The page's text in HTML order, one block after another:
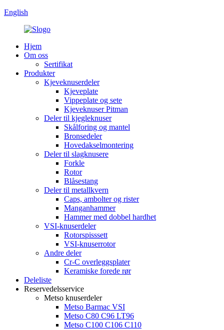
English
Hjem
Om oss
Sertifikat
Produkter
Kjeveknuserdeler
Kjeveplate
Vippeplate og sete
Kjeveknuser Pitman
Deler til kjegleknuser
Skålforing og mantel
Bronsedeler
Hovedakselmontering
Deler til slagknusere
Forkle
Rotor
Blåsestang
Deler til metallkvern
Caps, ambolter og rister
Manganhammer
Hammer med dobbel hardhet
VSI-knuserdeler
Rotorspisssett
VSI-knuserrotor
Andre deler
Cr-C overleggsplater
Keramiske forede rør
Deleliste
Reservedelsservice
Metso knuserdeler
Metso Barmac VSI
Metso C80 C96 LT96
Metso C100 C106 C110